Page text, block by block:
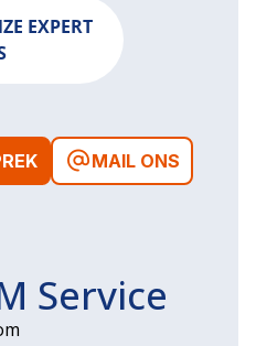
EXPERT
MAIL ONS
Service